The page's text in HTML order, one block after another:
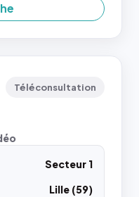
Téléconsultation
Secteur 1
Lille (59)